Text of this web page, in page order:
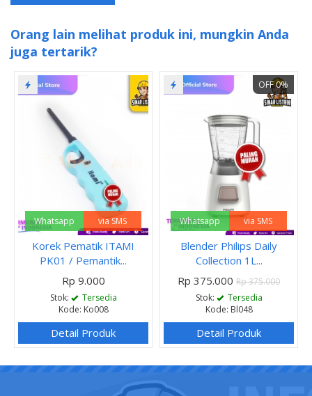
Orang lain melihat produk ini, mungkin Anda
juga tertarik?
Whatsapp via SMS
Korek Pematik ITAMI
PK01 / Pemantik...
Rp 9.000
Stok:
Tersedia
Kode: Ko008
Detail Produk
OFF 0%
Whatsapp via SMS
Blender Philips Daily
Collection 1L...
Rp 375.000 Rp 375.000
Stok:
Tersedia
Kode: Bl048
Detail Produk